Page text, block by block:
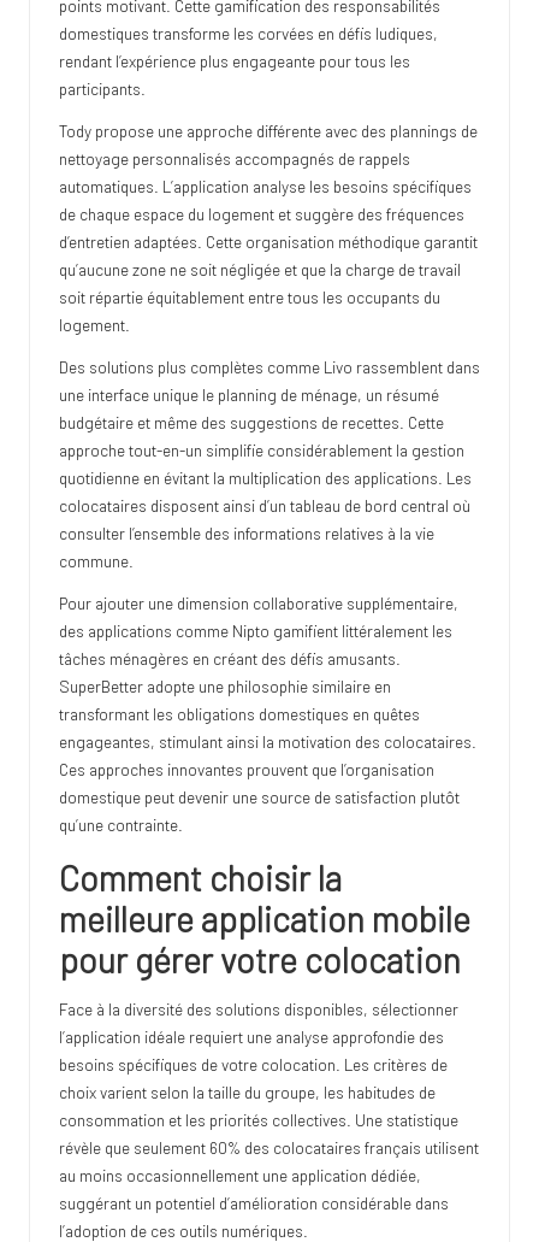
points motivant. Cette gamification des responsabilités
domestiques transforme les corvées en défis ludiques,
rendant l’expérience plus engageante pour tous les
participants.
Tody propose une approche différente avec des plannings de
nettoyage personnalisés accompagnés de rappels
automatiques. L’application analyse les besoins spécifiques
de chaque espace du logement et suggère des fréquences
d’entretien adaptées. Cette organisation méthodique garantit
qu’aucune zone ne soit négligée et que la charge de travail
soit répartie équitablement entre tous les occupants du
logement.
Des solutions plus complètes comme Livo rassemblent dans
une interface unique le planning de ménage, un résumé
budgétaire et même des suggestions de recettes. Cette
approche tout-en-un simplifie considérablement la gestion
quotidienne en évitant la multiplication des applications. Les
colocataires disposent ainsi d’un tableau de bord central où
consulter l’ensemble des informations relatives à la vie
commune.
Pour ajouter une dimension collaborative supplémentaire,
des applications comme Nipto gamifient littéralement les
tâches ménagères en créant des défis amusants.
SuperBetter adopte une philosophie similaire en
transformant les obligations domestiques en quêtes
engageantes, stimulant ainsi la motivation des colocataires.
Ces approches innovantes prouvent que l’organisation
domestique peut devenir une source de satisfaction plutôt
qu’une contrainte.
Comment choisir la
meilleure application mobile
pour gérer votre colocation
Face à la diversité des solutions disponibles, sélectionner
l’application idéale requiert une analyse approfondie des
besoins spécifiques de votre colocation. Les critères de
choix varient selon la taille du groupe, les habitudes de
consommation et les priorités collectives. Une statistique
révèle que seulement 60% des colocataires français utilisent
au moins occasionnellement une application dédiée,
suggérant un potentiel d’amélioration considérable dans
l’adoption de ces outils numériques.